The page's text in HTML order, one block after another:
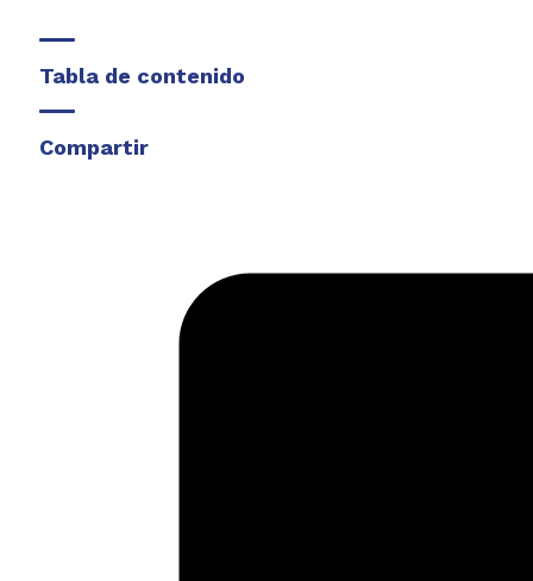
Tabla de contenido
Compartir